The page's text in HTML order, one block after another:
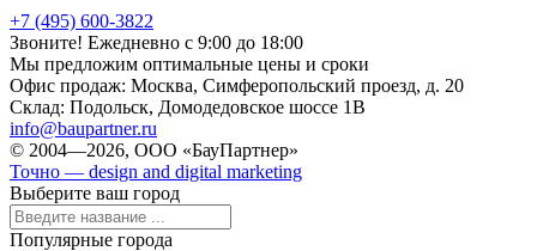
+7 (495) 600-3822
Звоните! Ежедневно с 9:00 до 18:00
Мы предложим оптимальные цены и сроки
Офис продаж: Москва, Симферопольский проезд, д. 20
Склад: Подольск, Домодедовское шоссе 1В
info@baupartner.ru
© 2004—2026, ООО «БауПартнер»
Точно — design and digital marketing
Выберите ваш город
Популярные города